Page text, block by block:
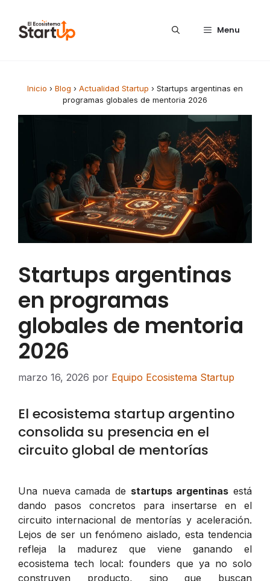
Menu
Inicio › Blog › Actualidad Startup › Startups argentinas en
programas globales de mentoria 2026
Startups argentinas
en programas
globales de mentoria
2026
marzo 16, 2026 por Equipo Ecosistema Startup
El ecosistema startup argentino
consolida su presencia en el
circuito global de mentorías
Una nueva camada de startups argentinas está
dando pasos concretos para insertarse en el
circuito internacional de mentorías y aceleración.
Lejos de ser un fenómeno aislado, esta tendencia
refleja la madurez que viene ganando el
ecosistema tech local: founders que ya no solo
construyen producto, sino que buscan